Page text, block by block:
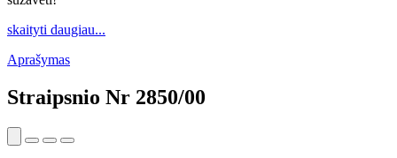
skaityti daugiau...
Aprašymas
Straipsnio Nr 2850/00